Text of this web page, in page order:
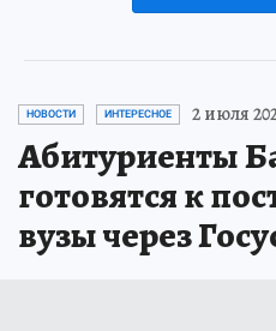
НОВОСТИ ИНТЕРЕСНОЕ 2 июля
Абитуриенты
готовятся к
вузы через